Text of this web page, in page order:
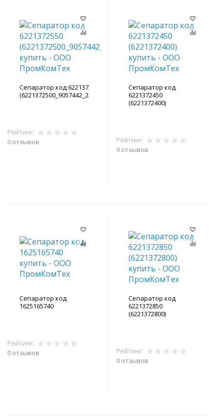
Сепаратор код 6221372550
(6221372500_9057442_2236106201)
Рейтинг:
0 отзывов
Сепаратор код
6221372450
(6221372400)
Рейтинг:
0 отзывов
Сепаратор код
1625165740
Рейтинг:
0 отзывов
Сепаратор код
6221372850
(6221372800)
Рейтинг:
0 отзывов